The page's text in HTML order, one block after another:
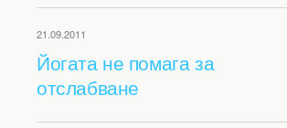
21.09.2011
Йогата не помага за
отслабване